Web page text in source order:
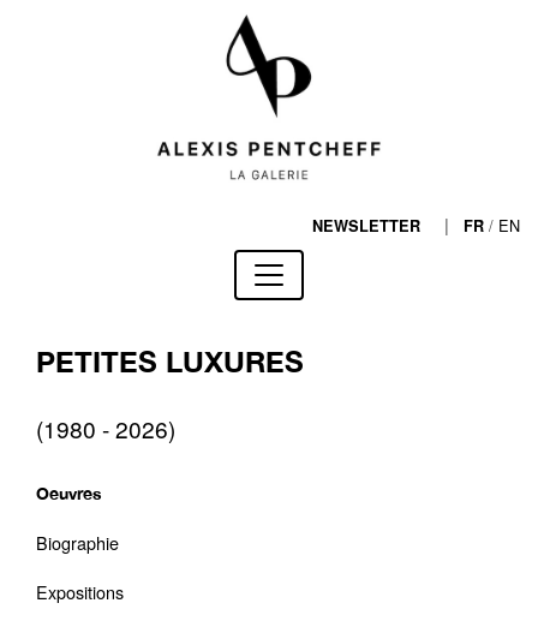
NEWSLETTER | FR / EN
PETITES LUXURES
(1980 - 2026)
Oeuvres
Biographie
Expositions